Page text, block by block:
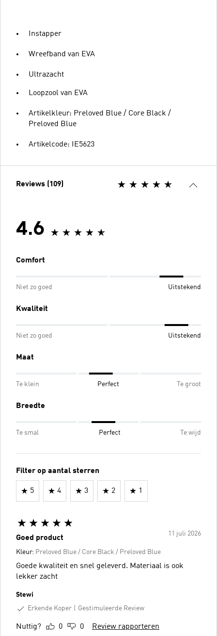
Instapper
Wreefband van EVA
Ultrazacht
Loopzool van EVA
Artikelkleur: Preloved Blue / Core Black /
Preloved Blue
Artikelcode: IE5623
Reviews (109)
4.6
Comfort
Niet zo goed Uitstekend
Kwaliteit
Niet zo goed Uitstekend
Maat
Te klein Perfect Te groot
Breedte
Te smal Perfect Te wijd
Filter op aantal sterren
5 4 3 2 1
11 juli 2026
Goed product
Kleur: Preloved Blue / Core Black / Preloved Blue
Goede kwaliteit en snel geleverd. Materiaal is ook
lekker zacht
Stewi
Erkende Koper
Gestimuleerde Review
Nuttig? 0 0 Review rapporteren